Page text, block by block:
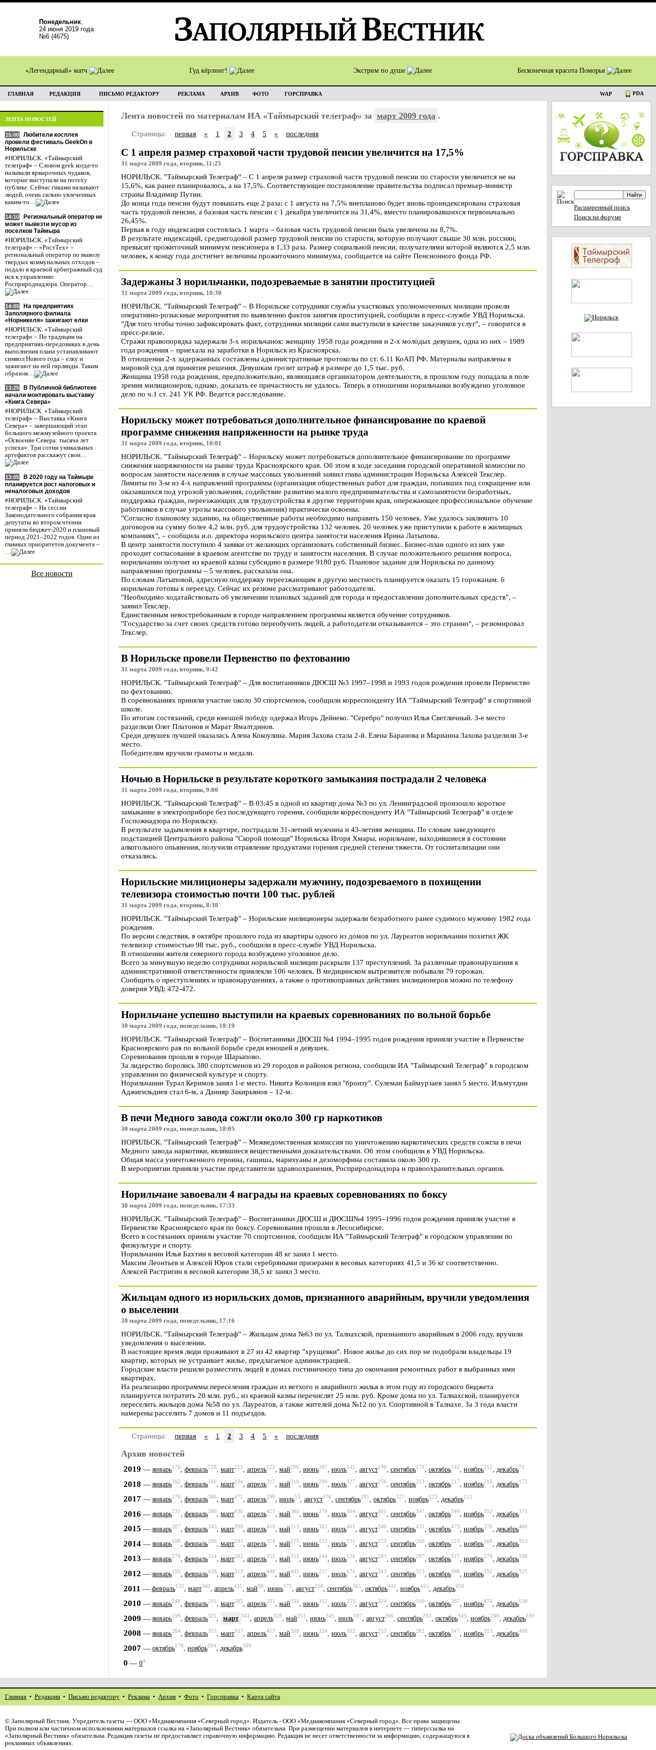
Понедельник,
24 июня 2019 года
№6 (4675)
«Легендарный» матч Гуд кёрлинг! Экстрим по душе Бесконечная красота Поморья
ГЛАВНАЯ РЕДАКЦИЯ ПИСЬМО РЕДАКТОРУ РЕКЛАМА АРХИВ ФОТО ГОРСПРАВКА WAP PDA
ЛЕНТА НОВОСТЕЙ
15:00
Любители косплея
провели фестиваль GeekOn в
Норильске
#НОРИЛЬСК. «Таймырский
телеграф» – Словом geek когда-то
называли ярмарочных чудаков,
которые выступали на потеху
публике. Сейчас гиками называют
людей, очень сильно увлеченных
каким-то…
14:10
Региональный оператор не
может вывезти мусор из
поселков Таймыра
#НОРИЛЬСК. «Таймырский
телеграф» – «РостТех» –
региональный оператор по вывозу
твердых коммунальных отходов –
подало в краевой арбитражный суд
иск к управлению
Росприроднадзора. Оператор…
14:05
На предприятиях
Заполярного филиала
«Норникеля» зажигают елки
#НОРИЛЬСК. «Таймырский
телеграф» – По традиции на
предприятиях-передовиках в день
выполнения плана устанавливают
символ Нового года – елку и
зажигают на ней гирлянды. Таким
образом…
13:25
В Публичной библиотеке
начали монтировать выставку
«Книга Севера»
#НОРИЛЬСК. «Таймырский
телеграф» – Выставка «Книга
Севера» – завершающий этап
большого межмузейного проекта
«Освоение Севера: тысяча лет
успеха». Три сотни уникальных
артефактов расскажут свои…
13:05
В 2020 году на Таймыре
планируется рост налоговых и
неналоговых доходов
#НОРИЛЬСК. «Таймырский
телеграф» – На сессии
Законодательного собрания края
депутаты во втором чтении
приняли бюджет-2020 и плановый
период 2021–2022 годов. Один из
главных приоритетов документа –
…
Все новости
Лента новостей по материалам ИА «Таймырский телеграф» за март 2009 года .
Страницы: первая « 1 2 3 4 5 » последняя
С 1 апреля размер страховой части трудовой пенсии увеличится на 17,5%
31 марта 2009 года, вторник, 11:25
НОРИЛЬСК. "Таймырский Телеграф" – С 1 апреля размер страховой части трудовой пенсии по старости увеличится не на
15,6%, как ранее планировалось, а на 17,5%. Соответствующее постановление правительства подписал премьер-министр
страны Владимир Путин.
До конца года пенсии будут повышать еще 2 раза: с 1 августа на 7,5% внепланово будет вновь проиндексирована страховая
часть трудовой пенсии, а базовая часть пенсии с 1 декабря увеличится на 31,4%, вместо планировавшихся первоначально
26,45%.
Первая в году индексация состоялась 1 марта – базовая часть трудовой пенсии была увеличена на 8,7%.
В результате индексаций, среднегодовой размер трудовой пенсии по старости, которую получают свыше 30 млн. россиян,
превысит прожиточный минимум пенсионера в 1,33 раза. Размер социальной пенсии, получателями которой являются 2,5 млн.
человек, к концу года достигнет величины прожиточного минимума, сообщается на сайте Пенсионного фонда РФ.
Задержаны 3 норильчанки, подозреваемые в занятии проституцией
31 марта 2009 года, вторник, 10:30
НОРИЛЬСК. "Таймырский Телеграф" – В Норильске сотрудники службы участковых уполномоченных милиции провели
оперативно-розыскные мероприятия по выявлению фактов занятия проституцией, сообщили в пресс-службе УВД Норильска.
"Для того чтобы точно зафиксировать факт, сотрудники милиции сами выступили в качестве заказчиков услуг", – говорится в
пресс-релизе.
Стражи правопорядка задержали 3-х норильчанок: женщину 1958 года рождения и 2-х молодых девушек, одна из них – 1989
года рождения – приехала на заработки в Норильск из Красноярска.
В отношении 2-х задержанных составлены административные протоколы по ст. 6.11 КоАП РФ. Материалы направлены в
мировой суд для принятия решения. Девушкам грозит штраф в размере до 1,5 тыс. руб.
Женщина 1958 года рождения, предположительно, являющаяся организатором деятельности, в прошлом году попадала в поле
зрения милиционеров, однако, доказать ее причастность не удалось. Теперь в отношении норильчанки возбуждено уголовное
дело по ч.1 ст. 241 УК РФ. Ведется расследование.
Норильску может потребоваться дополнительное финансирование по краевой
программе снижения напряженности на рынке труда
31 марта 2009 года, вторник, 10:01
НОРИЛЬСК. "Таймырский Телеграф" – Норильску может потребоваться дополнительное финансирование по программе
снижения напряженности на рынке труда Красноярского края. Об этом в ходе заседания городской оперативной комиссии по
вопросам занятости населения в случае массовых увольнений заявил глава администрации Норильска Алексей Текслер.
Лимиты по 3-м из 4-х направлений программы (организация общественных работ для граждан, попавших под сокращение или
оказавшихся под угрозой увольнения, содействие развитию малого предпринимательства и самозанятости безработных,
поддержка граждан, переезжающих для трудоустройства в другие территории края, опережающее профессиональное обучение
работников в случае угрозы массового увольнения) практически освоены.
"Согласно плановому заданию, на общественные работы необходимо направить 150 человек. Уже удалось заключить 10
договоров на сумму более 4,2 млн. руб. для трудоустройства 132 человек. 20 человек уже приступили к работе в жилищных
компаниях", – сообщила и.о. директора норильского центра занятости населения Ирина Латыпова.
В центр занятости поступило 4 заявки от желающих организовать собственный бизнес. Бизнес-план одного из них уже
проходит согласование в краевом агентстве по труду и занятости населения. В случае положительного решения вопроса,
норильчанин получит из краевой казны субсидию в размере 9180 руб. Плановое задание для Норильска по данному
направлению программы – 5 человек, рассказала она.
По словам Латыповой, адресную поддержку переезжающим в другую местность планируется оказать 15 горожанам. 6
норильчан готовы к переезду. Сейчас их резюме рассматривают работодатели.
"Необходимо ходатайствовать об увеличении плановых заданий для города и предоставлении дополнительных средств", –
заявил Текслер.
Единственным невостребованным в городе направлением программы является обучение сотрудников.
"Государство за счет своих средств готово переобучить людей, а работодатели отказываются – это странно", – резюмировал
Текслер.
В Норильске провели Первенство по фехтованию
31 марта 2009 года, вторник, 9:42
НОРИЛЬСК. "Таймырский Телеграф" – Для воспитанников ДЮСШ №3 1997–1998 и 1993 годов рождения провели Первенство
по фехтованию.
В соревнованиях приняли участие около 30 спортсменов, сообщили корреспонденту ИА "Таймырский Телеграф" в спортивной
школе.
По итогам состязаний, среди юношей победу одержал Игорь Дейнеко. "Серебро" получил Илья Светличный. 3-е место
разделили Олег Платонов и Марат Ямалтдинов.
Среди девушек лучшей оказалась Алена Кокоулина. Мария Захова стала 2-й. Елена Баранова и Марианна Захова разделили 3-е
место.
Победителям вручили грамоты и медали.
Ночью в Норильске в результате короткого замыкания пострадали 2 человека
31 марта 2009 года, вторник, 9:00
НОРИЛЬСК. "Таймырский Телеграф" – В 03:45 в одной из квартир дома №3 по ул. Ленинградской произошло короткое
замыкание в электроприборе без последующего горения, сообщили корреспонденту ИА "Таймырский Телеграф" в отделе
Госпожнадзора по Норильску.
В результате задымления в квартире, пострадали 31-летний мужчина и 43-летняя женщина. По словам заведующего
подстанцией Центрального района "Скорой помощи" Норильска Игоря Хмары, норильчане, находившиеся в состоянии
алкогольного опьянения, получили отравление продуктами горения средней степени тяжести. От госпитализации они
отказались.
Норильские милиционеры задержали мужчину, подозреваемого в похищении
телевизора стоимостью почти 100 тыс. рублей
31 марта 2009 года, вторник, 8:30
НОРИЛЬСК. "Таймырский Телеграф" – Норильские милиционеры задержали безработного ранее судимого мужчину 1982 года
рождения.
По версии следствия, в октябре прошлого года из квартиры одного из домов по ул. Лауреатов норильчанин похитил ЖК
телевизор стоимостью 98 тыс. руб., сообщили в пресс-службе УВД Норильска.
В отношении жителя северного города возбуждено уголовное дело.
Всего за минувшую неделю сотрудники норильской милиции раскрыли 137 преступлений. За различные правонарушения к
административной ответственности привлекли 106 человек. В медицинском вытрезвителе побывали 79 горожан.
Сообщить о преступлениях и правонарушениях, а также о противоправных действиях милиционеров можно по телефону
доверия УВД: 472-472.
Норильчане успешно выступили на краевых соревнованиях по вольной борьбе
30 марта 2009 года, понедельник, 18:19
НОРИЛЬСК. "Таймырский Телеграф" – Воспитанники ДЮСШ №4 1994–1995 годов рождения приняли участие в Первенстве
Красноярского рая по вольной борьбе среди юношей и девушек.
Соревнования прошли в городе Шарыпово.
За лидерство боролись 380 спортсменов из 29 городов и районов региона, сообщили ИА "Таймырский Телеграф" в городском
управлении по физической культуре и спорту.
Норильчанин Турал Керимов занял 1-е место. Никита Колонцов взял "бронзу". Сулеман Баймурзаев занял 5 место. Ильмутдин
Аджигильдиев стал 6-м, а Данияр Закирьянов – 12-м.
В печи Медного завода сожгли около 300 гр наркотиков
30 марта 2009 года, понедельник, 18:05
НОРИЛЬСК. "Таймырский Телеграф" – Межведомственная комиссия по уничтожению наркотических средств сожгла в печи
Медного завода наркотики, являвшиеся вещественными доказательствами. Об этом сообщили в УВД Норильска.
Общая масса уничтоженного героина, гашиша, марихуаны и дезоморфина составила около 300 гр.
В мероприятии приняли участие представители здравоохранения, Росприродонадзора и правоохранительных органов.
Норильчане завоевали 4 награды на краевых соревнованиях по боксу
30 марта 2009 года, понедельник, 17:33
НОРИЛЬСК. "Таймырский Телеграф" – Воспитанники ДЮСШ и ДЮСШ№4 1995–1996 годов рождения приняли участие в
Первенстве Красноярского края по боксу. Соревнования прошли в Лесосибирске.
Всего в состязаниях приняли участие 70 спортсменов, сообщили ИА "Таймырский Телеграф" в городском управлении по
физкультуре и спорту.
Норильчанин Илья Бахтин в весовой категории 48 кг занял 1 место.
Максим Леонтьев и Алексей Юров стали серебряными призерами в весовых категориях 41,5 и 36 кг соответственно.
Алексей Растригин в весовой категории 38,5 кг занял 3 место.
Жильцам одного из норильских домов, признанного аварийным, вручили уведомления
о выселении
30 марта 2009 года, понедельник, 17:16
НОРИЛЬСК. "Таймырский Телеграф" – Жильцам дома №63 по ул. Талнахской, признанного аварийным в 2006 году, вручили
уведомления о выселении.
В настоящее время люди проживают в 27 из 42 квартир "хрущевки". Новое жилье до сих пор не подобрали владельцы 19
квартир, которых не устраивает жилье, предлагаемое администрацией.
Городские власти решили разместить людей в домах гостиничного типа до окончания ремонтных работ в выбранных ими
квартирах.
На реализацию программы переселения граждан из ветхого и аварийного жилья в этом году из городского бюджета
планируется потратить 20 млн. руб., из краевой казны перечислят 25 млн. руб. Кроме дома по ул. Талнахской, планируется
переселить жильцов дома №58 по ул. Лауреатов, а также жителей дома №12 по ул. Спортивной в Талнахе. За 3 года власти
намерены расселить 7 домов и 11 подъездов.
Страницы: первая « 1 2 3 4 5 » последняя
Архив новостей
2019 — январь176 февраль218 март213 апрель222 май206 июнь207 июль243 август196 сентябрь179 октябрь242 ноябрь212 декабрь71
2018 — январь262, февраль180, март224, апрель317, май310, июнь290, июль327, август256, сентябрь213, октябрь217, ноябрь216, декабрь172
2017 — январь278 февраль360 март471 апрель209 июль53 август376 сентябрь281 октябрь327 ноябрь325 декабрь212
2016 — январь231, февраль380, март430, апрель425, май380, июнь279, июль304, август381, сентябрь347, октябрь349, ноябрь352, декабрь371
2015 — январь207 февраль345 март398 апрель410 май213 июнь303 июль461 август346 сентябрь431 октябрь473 ноябрь376 декабрь460
2014 — январь108, февраль290, март293, апрель324, май275, июнь233, июль331, август273, сентябрь260, октябрь223, ноябрь268, декабрь353
2013 — январь279 февраль314 март282 апрель355 май255 июнь144 июль126 август283 сентябрь297 октябрь317 ноябрь279 декабрь208
2012 — январь105 февраль438 март313 апрель440 май401 июнь257 июль174 август343 сентябрь323 октябрь398 ноябрь352 декабрь325
2011 — февраль133, март340, апрель435, май88, июнь375, август228, сентябрь365, октябрь442, ноябрь455, декабрь456
2010 — январь248 февраль291 март285 апрель231 май334 июнь312 июль253 август324 сентябрь310 октябрь387 ноябрь474 декабрь538
2009 — январь199, февраль321, март 341, апрель328, май251, июнь245, июль187, август266, сентябрь293, октябрь345, ноябрь290, декабрь239
2008 — январь284 февраль353 март337 апрель413 май308 июнь324 июль302 август253 сентябрь282 октябрь347 ноябрь313 декабрь408
2007 — октябрь178, ноябрь204, декабрь309
0 — 04
Расширенный поиск
Поиск на форуме
Главная • Редакция • Письмо редактору • Реклама • Архив • Фото • Горсправка • Карта сайта
© Заполярный Вестник. Учредитель газеты — ООО «Медиакомпания «Северный город». Издатель - ООО «Медиакомпания «Северный город». Все права защищены.
При полном или частичном использовании материалов ссылка на «Заполярный Вестник» обязательна. При размещении материалов в интернете — гиперссылка на
«Заполярный Вестник» обязательна. Редакция газеты не предоставляет справочную информацию. Редакция не несет ответственности за информацию, содержащуюся в
рекламных объявлениях.